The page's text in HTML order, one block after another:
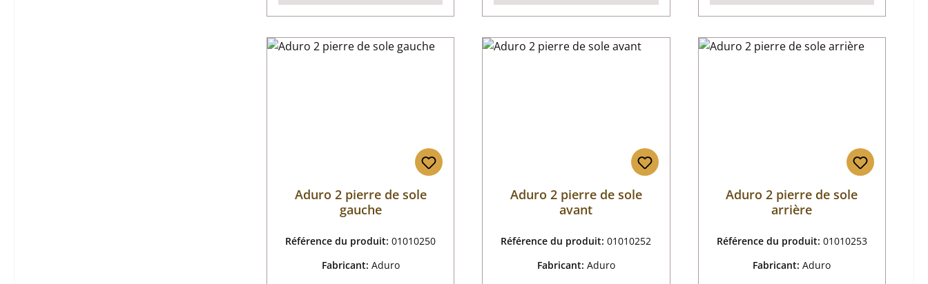
Aduro 2 pierre de sole
gauche
Référence du produit:01010250
Fabricant: Aduro
Aduro 2 pierre de sole
avant
Référence du produit:01010252
Fabricant: Aduro
Aduro 2 pierre de sole
arrière
Référence du produit: 01010253
Fabricant:Aduro